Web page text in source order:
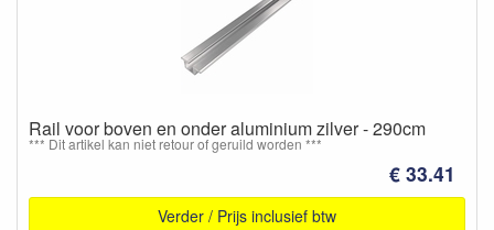
Rail voor boven en onder aluminium zilver - 290cm
*** Dit artikel kan niet retour of geruild worden ***
€ 33.41
Verder / Prijs inclusief btw